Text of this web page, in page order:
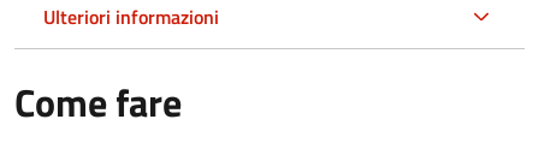
Ulteriori informazioni
Come fare